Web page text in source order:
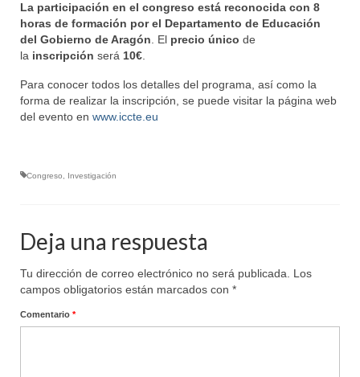
La participación en el congreso está reconocida con 8
horas de formación por el Departamento de Educación
del Gobierno de Aragón . El precio único de
la inscripción será 10€
Para conocer todos los detalles del programa, así como la
forma de realizar la inscripción, se puede visitar la página web
del evento en www.iccte.eu
Congreso Investigación
Deja una respuesta
Tu dirección de correo electrónico no será publicada.
Los
campos obligatorios están marcados con *
Comentario *